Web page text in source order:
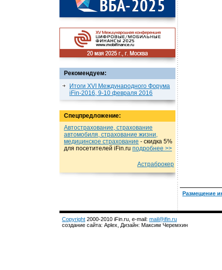
Рекомендуем:
Итоги XVI Международного Форума
iFin-2016, 9-10 февраля 2016
Спецпредложение:
Автострахование, страхование
автомобиля, страхование жизни,
медицинское страхование - cкидка 5%
для посетителей iFin.ru подробнеe >>
Астраброкер
Размещение
Copyright 2000-2010 iFin.ru, e-mail: mail@ifin.ru
создание сайта: Aplex, Дизайн: Максим Черемхин